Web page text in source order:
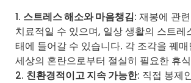
스트레스 해소와 마음챙김: 재봉에 관
치료적일 수 있으며, 일상 생활의 스트
태에 들어갈 수 있습니다. 각 조각을 꿰
세상의 혼란으로부터 절실히 필요한 휴
친환경적이고 지속 가능한: 직접 봉제